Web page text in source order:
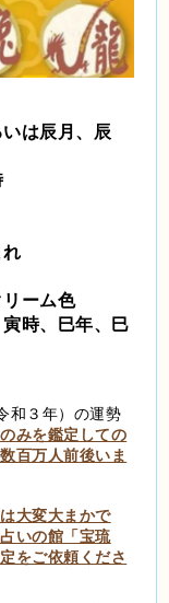
は辰月、辰
ーム色
時、巳年、巳
和３年）の運勢
みを鑑定しての
百万人前後いま
大変大まかで
いの館「宝琉
をご依頼くださ